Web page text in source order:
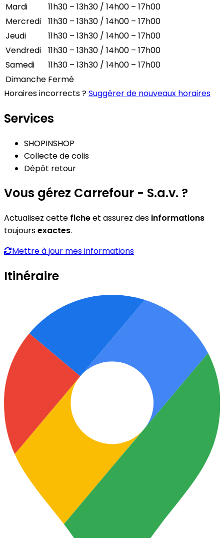
Mardi
11h30 – 13h30 / 14h00 – 17h00
Mercredi
11h30 – 13h30 / 14h00 – 17h00
Jeudi
11h30 – 13h30 / 14h00 – 17h00
Vendredi
11h30 – 13h30 / 14h00 – 17h00
Samedi
11h30 – 13h30 / 14h00 – 17h00
Dimanche Fermé
Horaires incorrects ?Suggérer de nouveaux horaires
Services
SHOPINSHOP
Collecte de colis
Dépôt retour
Vous gérez Carrefour - S.a.v. ?
Actualisez cette ficheet assurez des informations
toujoursexactes.
Mettre à jour mes informations
Itinéraire